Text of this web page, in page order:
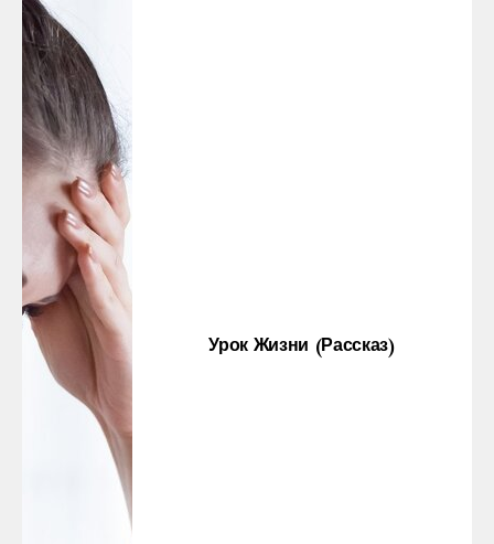
Урок Жизни (рассказ)